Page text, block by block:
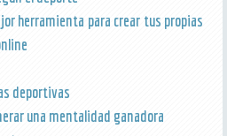
herramienta para crear tus propias
deportivas
una mentalidad ganadora